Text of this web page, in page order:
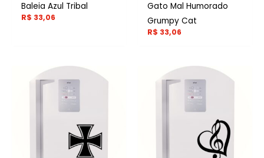
Baleia Azul Tribal
R$ 33,06
Gato Mal Humorado
Grumpy Cat
R$ 33,06